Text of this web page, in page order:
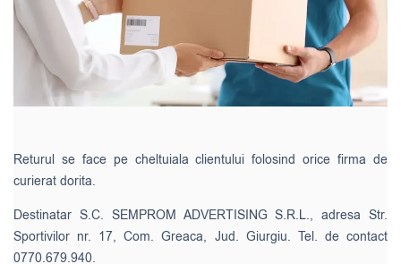
Returul se face pe cheltuiala clientului folosind orice firma de
curierat dorita.
Destinatar S.C. SEMPROM ADVERTISING S.R.L., adresa Str.
Sportivilor nr. 17, Com. Greaca, Jud. Giurgiu. Tel. de contact
0770.679.940.